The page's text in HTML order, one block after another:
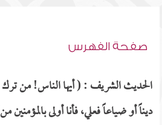
صفحة الفهرس
الحديث الشريف : ( أيها الناس! من ترك
ديناً أو ضياعاً فعلي، فأنا أولى